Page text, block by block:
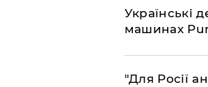
Українські
машинах
"Для Росії